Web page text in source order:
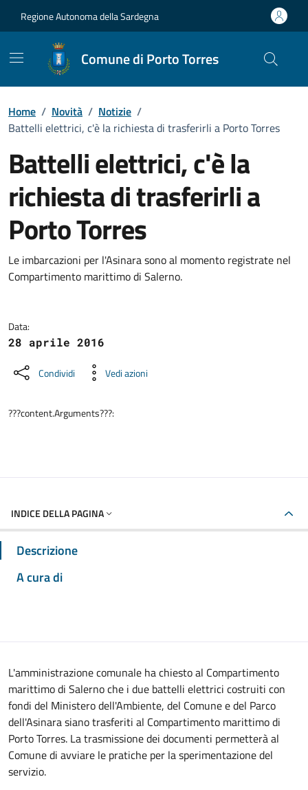
Regione Autonoma della Sardegna
Comune di Porto Torres
Home / Novità / Notizie /
Battelli elettrici, c'è la richiesta di trasferirli a Porto Torres
Battelli elettrici, c'è la
richiesta di trasferirli a
Porto Torres
Dettagli della notizia
Le imbarcazioni per l'Asinara sono al momento registrate nel
Compartimento marittimo di Salerno.
Data:
28 aprile 2016
Condividi Vedi azioni
???content.Arguments???:
INDICE DELLA PAGINA
Descrizione
A cura di
L'amministrazione comunale ha chiesto al Compartimento
marittimo di Salerno che i due battelli elettrici costruiti con
fondi del Ministero dell'Ambiente, del Comune e del Parco
dell'Asinara siano trasferiti al Compartimento marittimo di
Porto Torres. La trasmissione dei documenti permetterà al
Comune di avviare le pratiche per la sperimentazione del
servizio.